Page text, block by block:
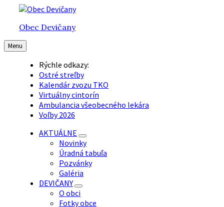
Preskočiť
obsah
Preskočiť
hlavnú
navigáciu
Preskočiť
pätičkuObec Devičany
Menu
Rýchle odkazy:
Ostré streľby
Kalendár zvozu TKO
Virtuálny cintorín
Ambulancia všeobecného lekára
Voľby 2026
AKTUÁLNE
Novinky
Úradná tabuľa
Pozvánky
Galéria
DEVIČANY
O obci
Fotky obce